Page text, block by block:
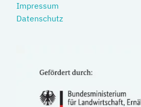
Impressum
Datenschutz